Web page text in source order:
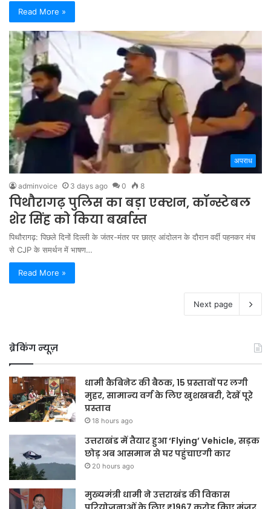
Read More »
अपराध
adminvoice 3 days ago 0 8
पिथौरागढ़ पुलिस का बड़ा एक्शन, कॉन्स्टेबल
शेर सिंह को किया बर्खास्त
पिथौरागढ़: पिछले दिनों दिल्ली के जंतर-मंतर पर छात्र आंदोलन के दौरान वर्दी पहनकर मंच
से CJP के समर्थन में भाषण…
Read More »
Next page
ब्रेकिंग न्यूज़
धामी कैबिनेट की बैठक, 15 प्रस्तावों पर लगी
मुहर, सामान्य वर्ग के लिए खुशखबरी, देखें पूरे
प्रस्ताव
18 hours ago
उत्तराखंड में तैयार हुआ ‘Flying’ Vehicle, सड़क
छोड़ अब आसमान से घर पहुंचाएगी कार
20 hours ago
मुख्यमंत्री धामी ने उत्तराखंड की विकास